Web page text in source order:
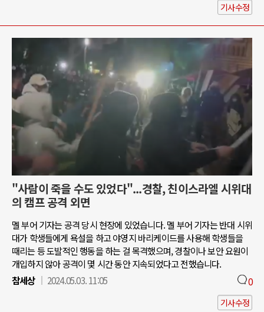
기사수정
"사람이 죽을 수도 있었다"...경찰, 친이스라엘 시위대
의 캠프 공격 외면
멜 부어 기자는 공격 당시 현장에 있었습니다. 멜 부어 기자는 반대 시위
대가 학생들에게 욕설을 하고 야영지 바리케이드를 사용해 학생들을
때리는 등 도발적인 행동을 하는 걸 목격했으며, 경찰이나 보안 요원이
개입하지 않아 공격이 몇 시간 동안 지속되었다고 전했습니다.
참세상
2024.05.03. 11:05 0
기사수정